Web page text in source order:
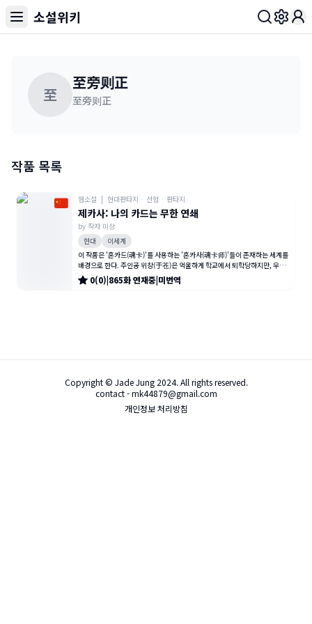
소설위키
至
至旁则正
至旁则正
작품 목록
웹소설 | 현대판타지 · 선협 · 판타지
제카사: 나의 카드는 무한 연쇄
by 작자 미상
현대
이세계
이 작품은 '혼카드(魂卡)'를 사용하는 '혼카사(魂卡师)'들이 존재하는 세계를
배경으로 한다. 주인공 위창(于苍)은 억울하게 학교에서 퇴학당하지만, 우연
히 '단어 기록기(词条记
0(0)|865화연재중|미번역
Copyright © Jade Jung 2024. All rights reserved.
contact - mk44879@gmail.com
개인정보 처리방침